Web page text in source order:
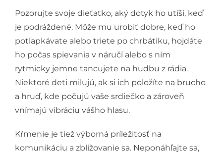
Pozorujte svoje dieťatko, aký dotyk ho utíši, keď
je podráždené. Môže mu urobiť dobre, keď ho
potľapkávate alebo triete po chrbátiku, hojdáte
ho počas spievania v náručí alebo s ním
rytmicky jemne tancujete na hudbu z rádia.
Niektoré deti milujú, ak si ich položíte na brucho
a hruď, kde počujú vaše srdiečko a zároveň
vnímajú vibráciu vášho hlasu.
Kŕmenie je tiež výborná príležitosť na
komunikáciu a zbližovanie sa. Neponáhľajte sa,